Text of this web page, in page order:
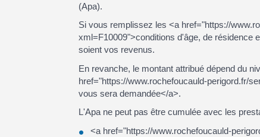
(Apa).
Si vous remplissez les <a href="https://
xml=F10009">conditions d'âge, de résidence
soient vos revenus.
En revanche, le montant attribué dépend du
href="https://www.rochefoucauld-perigord.fr/
vous sera demandée</a>.
L'Apa ne peut pas être cumulée avec les
<a href="https://www.rochefoucauld-